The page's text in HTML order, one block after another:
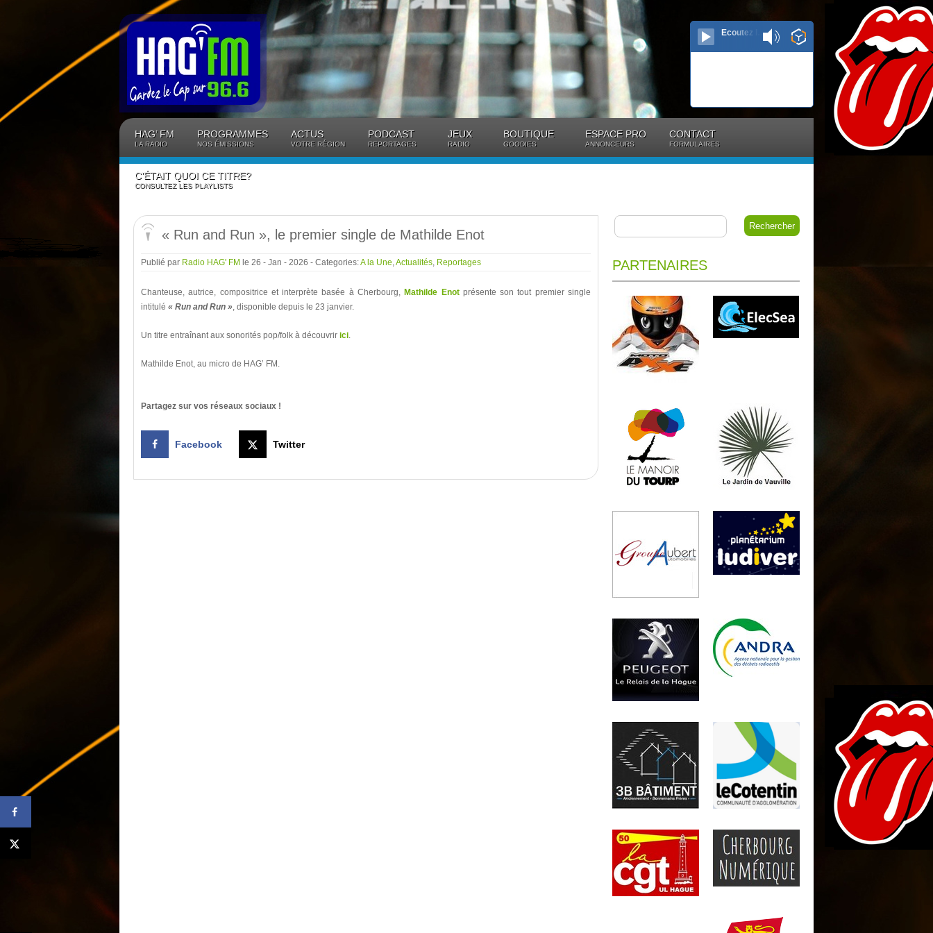
Ecoutez le direct...
HAG’ FM
LA RADIO
PROGRAMMES
NOS ÉMISSIONS
ACTUS
VOTRE RÉGION
PODCAST
REPORTAGES
JEUX
RADIO
BOUTIQUE
GOODIES
ESPACE PRO
ANNONCEURS
CONTACT
FORMULAIRES
C’ÉTAIT QUOI CE TITRE?
CONSULTEZ LES PLAYLISTS
« Run and Run », le premier single de Mathilde Enot
Publié par Radio HAG' FM le 26 - Jan - 2026 - Categories:A la Une,Actualités, Reportages
Chanteuse, autrice, compositrice et interprète basée à Cherbourg, Mathilde Enotprésente son tout premier single
intitulé « Run and Run », disponible depuis le 23 janvier.
Un titre entraînant aux sonorités pop/folk à découvrir ici.
Mathilde Enot, au micro de HAG’ FM.
Partagez sur vos réseaux sociaux !
Facebook Twitter
PARTENAIRES